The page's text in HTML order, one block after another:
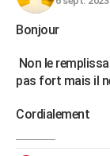
Bonjour
Non le
pas fort mais il
Cordialement